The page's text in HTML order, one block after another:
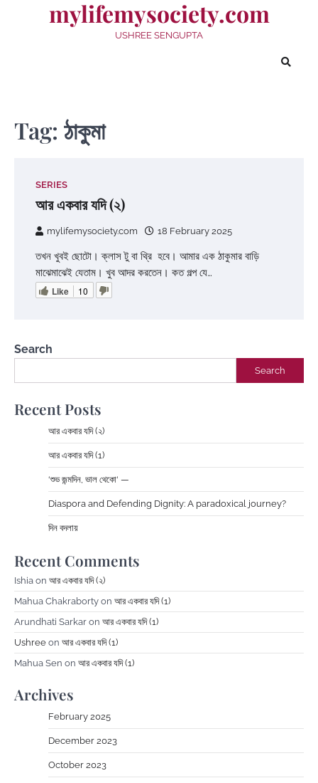
mylifemysociety.com
USHREE SENGUPTA
Tag: ঠাকুমা
SERIES
আর একবার যদি (২)
mylifemysociety.com 18 February 2025
তখন খুবই ছোটো। ক্লাস টু বা থ্রি হবে। আমার এক ঠাকুমার বাড়ি
মাঝেমাঝেই যেতাম। খুব আদর করতেন। কত গল্প যে…
Like 10
Search
Search
Recent Posts
আর একবার যদি (২)
আর একবার যদি (1)
‘শুভ জন্মদিন, ভাল থেকো‘ —
Diaspora and Defending Dignity: A paradoxical journey?
দিন বদলায়
Recent Comments
Ishia on আর একবার যদি (২)
Mahua Chakraborty on আর একবার যদি (1)
Arundhati Sarkar on আর একবার যদি (1)
Ushree on আর একবার যদি (1)
Mahua Sen on আর একবার যদি (1)
Archives
February 2025
December 2023
October 2023